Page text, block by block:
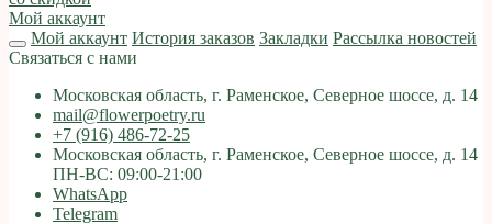
Мой аккаунт
Мой аккаунт История заказов Закладки Рассылка новостей
Связаться с нами
Московская область, г. Раменское, Северное шоссе, д. 14
mail@flowerpoetry.ru
+7 (916) 486-72-25
Московская область, г. Раменское, Северное шоссе, д. 14
ПН-ВС: 09:00-21:00
WhatsApp
Telegram